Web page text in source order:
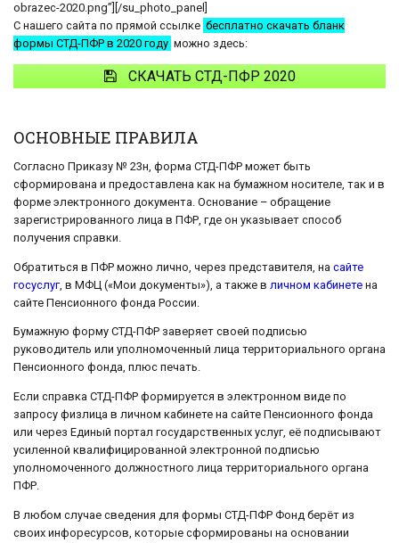
obrazec-2020.png”][/su_photo_panel]
С нашего сайта по прямой ссылке бесплатно скачать бланк
формы СТД-ПФР в 2020 году можно здесь:
СКАЧАТЬ СТД-ПФР 2020
ОСНОВНЫЕ ПРАВИЛА
Согласно Приказу № 23н, форма СТД-ПФР может быть
сформирована и предоставлена как на бумажном носителе, так и в
форме электронного документа. Основание – обращение
зарегистрированного лица в ПФР, где он указывает способ
получения справки.
Обратиться в ПФР можно лично, через представителя, на сайте
госуслуг, в МФЦ («Мои документы»), а также в личном кабинете на
сайте Пенсионного фонда России.
Бумажную форму СТД-ПФР заверяет своей подписью
руководитель или уполномоченный лица территориального органа
Пенсионного фонда, плюс печать.
Если справка СТД-ПФР формируется в электронном виде по
запросу физлица в личном кабинете на сайте Пенсионного фонда
или через Единый портал государственных услуг, её подписывают
усиленной квалифицированной электронной подписью
уполномоченного должностного лица территориального органа
ПФР.
В любом случае сведения для формы СТД-ПФР Фонд берёт из
своих инфоресурсов, которые сформированы на основании